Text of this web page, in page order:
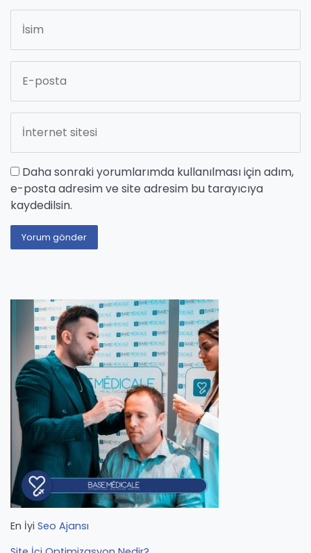
Daha sonraki yorumlarımda kullanılması için adım,
e-posta adresim ve site adresim bu tarayıcıya
kaydedilsin.
En İyi Seo Ajansı